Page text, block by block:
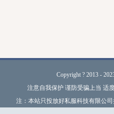
Copyright ? 2013 -
注意自我保护 谨防受骗上当 适
注：本站只投放好私服科技有限公